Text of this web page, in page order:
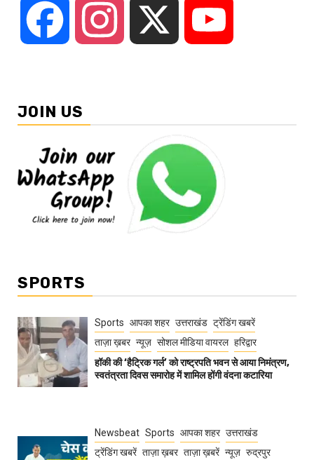
Facebook Instagram
JOIN US
SPORTS
Sports आपका शहर उत्तराखंड ट्रेंडिंग खबरें
ताज़ा ख़बर न्यूज़ सोशल मीडिया वायरल हरिद्वार
हॉकी की ‘हैट्रिक गर्ल’ को राष्ट्रपति भवन से आया निमंत्रण,
स्वतंत्रता दिवस समारोह में शामिल होंगी वंदना कटारिया
Newsbeat Sports आपका शहर उत्तराखंड
ट्रेंडिंग खबरें ताज़ा ख़बर ताज़ा ख़बरें न्यूज़ रुद्रपुर